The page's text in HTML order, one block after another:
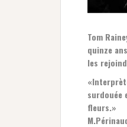
Tom
quinze
les
surdouée
fleurs.»